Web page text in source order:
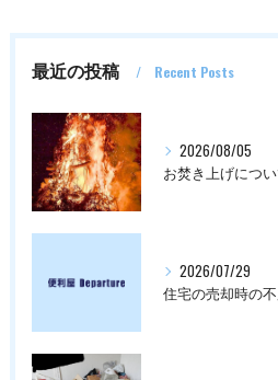
最近の投稿 Recent Posts
2026/08/05
お焚き上げにつ
2026/07/29
住宅の売却時の